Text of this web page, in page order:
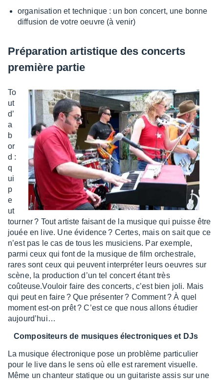
orga­ni­sa­tion et tech­nique : un bon concert, une bonne
diffu­sion de votre oeuvre (à venir)
Prépa­ra­tion artis­tique des concerts
première partie
To
ut
d’
a
b
or
d :
q
ui
p
e
ut
tour­ner ? Tout artiste faisant de la musique qui puisse être
jouée en live. Une évidence ? Certes, mais on sait que ce
n’est pas le cas de tous les musi­ciens. Par exemple,
parmi ceux qui font de la musique de film orches­trale,
rares sont ceux qui peuvent inter­pré­ter leurs oeuvres sur
scène, la produc­tion d’un tel concert étant très
coûteuse.Vouloir faire des concerts, c’est bien joli. Mais
qui peut en faire ? Que présen­ter ? Comment ? À quel
moment est-on prêt ? C’est ce que nous allons étudier
aujour­d’hui…
Compo­si­teurs de musiques élec­tro­niques et DJs
La musique élec­tro­nique pose un problème parti­cu­lier
pour le live dans le sens où elle est rare­ment visuelle.
Même un chan­teur statique ou un guita­riste assis sur une